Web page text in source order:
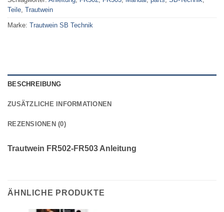
Teile, Trautwein
Marke: Trautwein SB Technik
BESCHREIBUNG
ZUSÄTZLICHE INFORMATIONEN
REZENSIONEN (0)
Trautwein FR502-FR503 Anleitung
ÄHNLICHE PRODUKTE